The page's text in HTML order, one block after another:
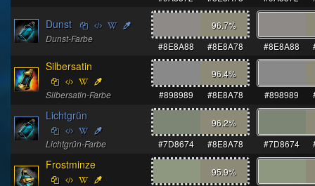
Dunst
Dunst-Farbe
96.7%
#8E8A88
#8E8A78 #8E8A88
Silbersatin
Silbersatin-Farbe
96.4%
#898989
#8E8A78 #898989
Lichtgrün
Lichtgrün-Farbe
96.2%
#7D8674
#8E8A78 #7D8674
Frostminze
95.9%